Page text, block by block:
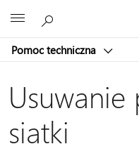
Pomoc techniczna
siatki